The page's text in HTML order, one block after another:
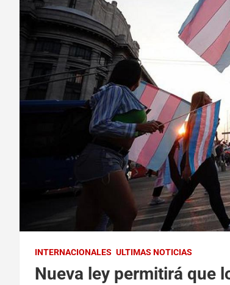
INTERNACIONALES ULTIMAS NOTICIAS
Nueva ley permitirá que